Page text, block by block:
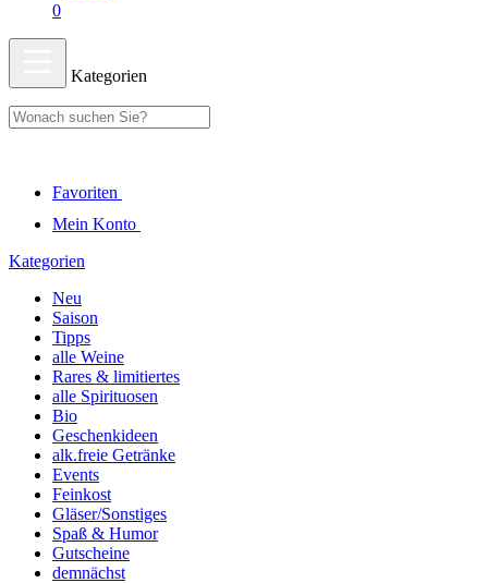
0
Kategorien
Favoriten
Mein Konto
Kategorien
Neu
Saison
Tipps
alle Weine
Rares & limitiertes
alle Spirituosen
Bio
Geschenkideen
alk.freie Getränke
Events
Feinkost
Gläser/Sonstiges
Spaß & Humor
Gutscheine
demnächst